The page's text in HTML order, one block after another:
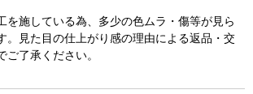
を施している為、多少の色ムラ・傷等が見ら
。見た目の仕上がり感の理由による返品・交
了承ください。